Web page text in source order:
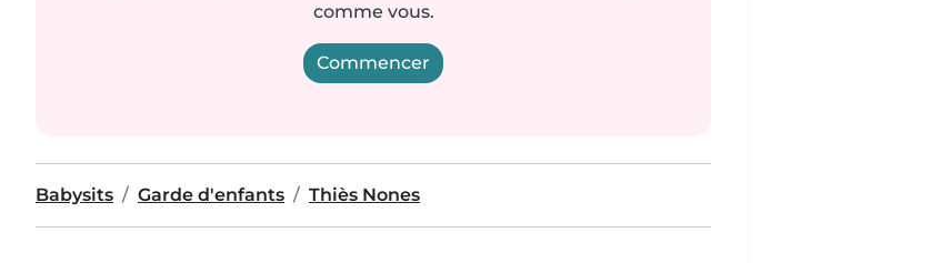
comme vous.
Commencer
Babysits Garde d'enfants Thiès Nones